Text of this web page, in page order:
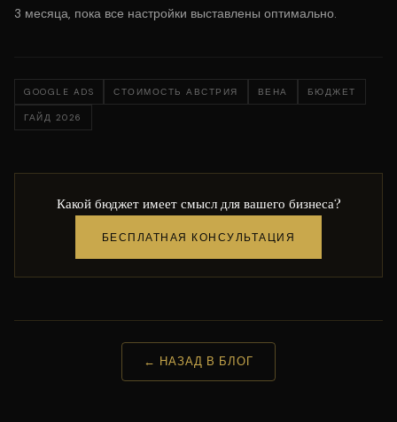
3 месяца, пока все настройки выставлены оптимально.
GOOGLE ADS СТОИМОСТЬ АВСТРИЯ ВЕНА БЮДЖЕТ
ГАЙД 2026
Какой бюджет имеет смысл для вашего бизнеса?
БЕСПЛАТНАЯ КОНСУЛЬТАЦИЯ
← НАЗАД В БЛОГ